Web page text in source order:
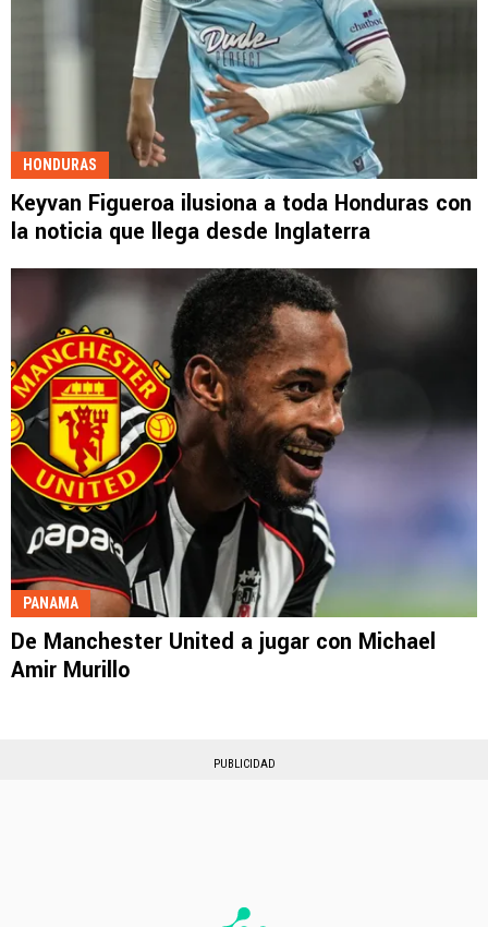
HONDURAS
Keyvan Figueroa ilusiona a toda Honduras con
la noticia que llega desde Inglaterra
PANAMA
De Manchester United a jugar con Michael
Amir Murillo
PUBLICIDAD